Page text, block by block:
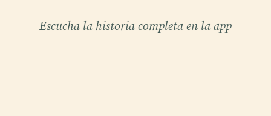
Escucha la historia completa en la app